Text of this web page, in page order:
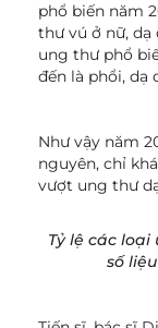
phổ biến năm
thư vú ở nữ, dạ
ung thư phổ
đến là phổi, dạ
Như vậy năm
nguyên, chỉ
vượt ung thư
Tỷ lệ các
số